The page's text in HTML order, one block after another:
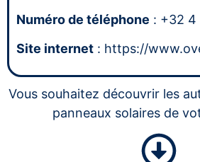
Numéro de téléphone : +32 4
Site internet : https://
Vous souhaitez découvrir les
panneaux solaires de